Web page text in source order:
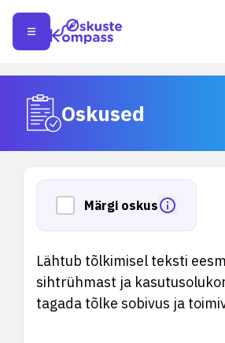
Oskused
Märgi oskus
Lähtub tõlkimisel teksti
sihtrühmast ja
tagada tõlke sobivus ja